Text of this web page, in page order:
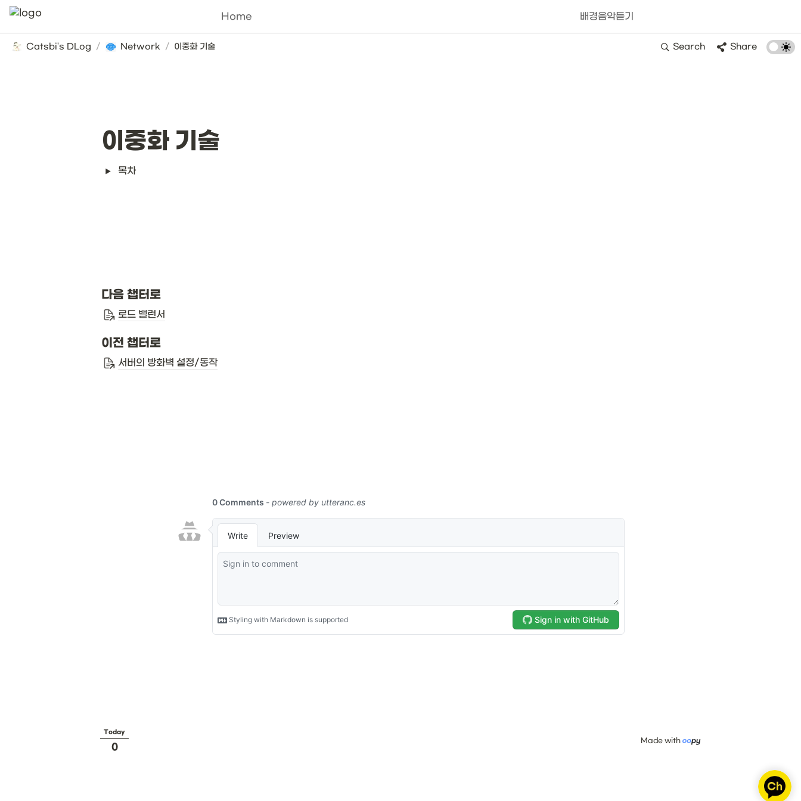
Home 배경음악듣기
Catsbi's DLog / Network / 이중화 기술 Search Share
이중화 기술
목차
다음 챕터로
로드 밸런서
이전 챕터로
서버의 방화벽 설정/동작
Today
0
Made with